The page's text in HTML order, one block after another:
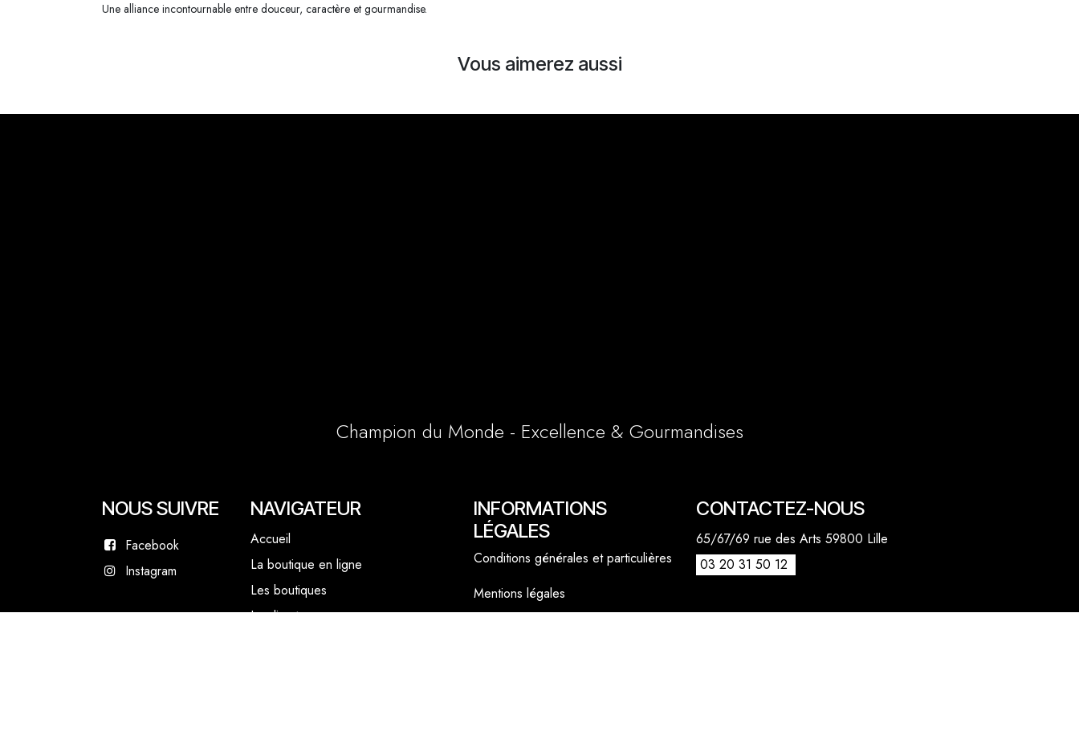
Une alliance incontournable entre douceur, caractère et gourmandise.
Vous aimerez aussi
CONTACTEZ-NOUS
65/67/69 rue des Arts 59800 Lille
03 20 31 50 12
NOUS SUIVRE
Facebook
Instagram
Champion du Monde - Excellence & Gourmandises
INFORMATIONS
LÉGALES
Conditions générales et particulières
Mentions légales
NAVIGATEUR
Accueil
La boutique en ligne
Les boutiques
Les livrets